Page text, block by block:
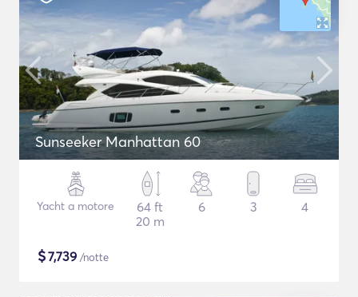
Sunseeker Manhattan 60
Yacht a motore
64 ft
20 m
6 3 4
$7,739 /notte